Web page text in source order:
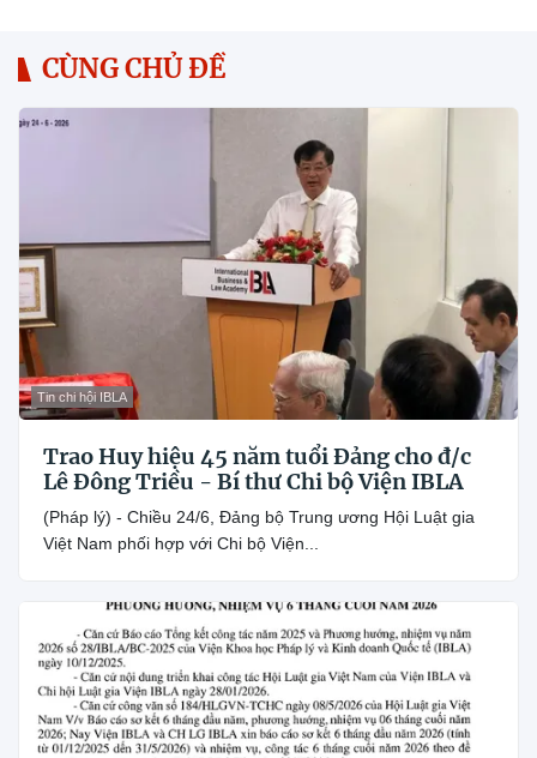
CÙNG CHỦ ĐỀ
Tin chi hội IBLA
Trao Huy hiệu 45 năm tuổi Đảng cho đ/c
Lê Đông Triều - Bí thư Chi bộ Viện IBLA
(Pháp lý) - Chiều 24/6, Đảng bộ Trung ương Hội Luật gia
Việt Nam phối hợp với Chi bộ Viện...